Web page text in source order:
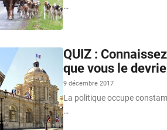
…
QUIZ :
que vous le
9 décembre 2017
La politique occupe
…